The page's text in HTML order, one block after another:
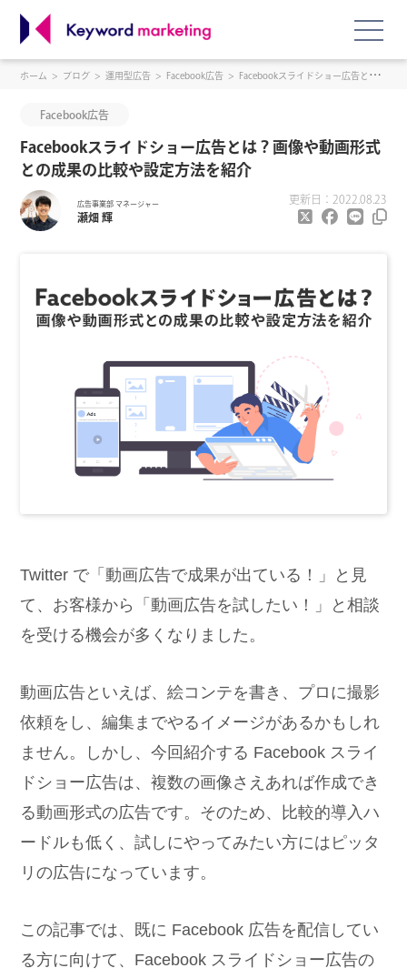
ホーム ブログ 運用型広告 Facebook広告 Facebookスライドショー広告とは？画像や動画形式との成果の比較や設定方法を紹介
Facebook広告
Facebookスライドショー広告とは？画像や動画形式
との成果の比較や設定方法を紹介
広告事業部 マネージャー
瀬畑 輝
更新日：2022.08.23
Twitter で「動画広告で成果が出ている！」と見
て、お客様から「動画広告を試したい！」と相談
を受ける機会が多くなりました。
動画広告といえば、絵コンテを書き、プロに撮影
依頼をし、編集までやるイメージがあるかもしれ
ません。しかし、今回紹介する Facebook スライ
ドショー広告は、複数の画像さえあれば作成でき
る動画形式の広告です。そのため、比較的導入ハ
ードルも低く、試しにやってみたい方にはピッタ
リの広告になっています。
この記事では、既に Facebook 広告を配信してい
る方に向けて、Facebook スライドショー広告の